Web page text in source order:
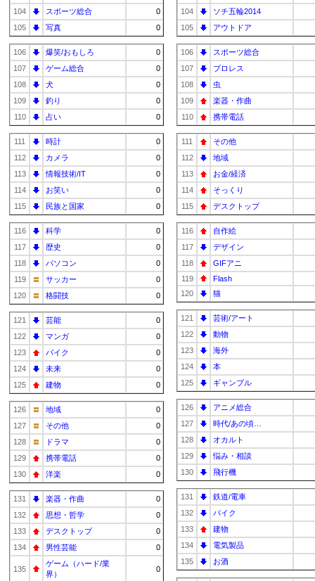
104 スポーツ総合
0
105
写真 0
106 爆笑/おもしろ
0
107
ゲーム総合
0
108
犬
0
109
釣り
0
110
占い 0
111 時計
0
112
カメラ
0
113
情報技術/IT
0
114
お笑い
0
115
民族と国家 0
116 科学
0
117
歴史
0
118
パソコン
0
119
サッカー
0
120
格闘技 0
121 芸能
0
122
マンガ
0
123
バイク
0
124
未来
0
125
建物 0
126 地域
0
127
その他
0
128
ドラマ
0
129
携帯電話
0
130
洋楽 0
131 楽器・作曲
0
132
思想・哲学
0
133
デスクトップ
0
134
男性芸能 0
135
ゲーム（ハード/業
界）
0
104
ソチ五輪2014
105
アウトドア
106
スポーツ総合
107
プロレス
108
虫
109
楽器・作曲
110
携帯電話
111
その他
112
地域
113
お金/経済
114
そっくり
115
デスクトップ
116
自作絵
117
デザイン
118
GIFアニ
119
Flash
120
猫
121
芸術/アート
122
動物
123
海外
124
本
125
ギャンブル
126
アニメ総合
127
時代/あの頃…
128
オカルト
129
悩み・相談
130
飛行機
131
鉄道/電車
132
バイク
133
建物
134
電気製品
135
お酒